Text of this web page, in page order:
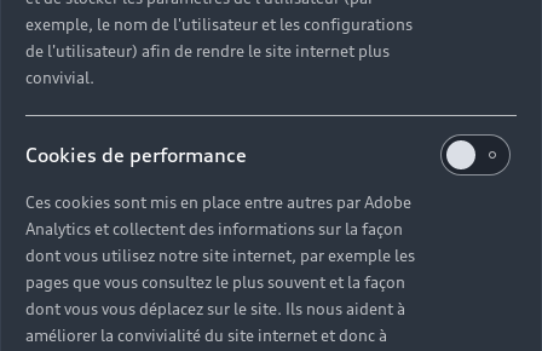
exemple, le nom de l'utilisateur et les configurations
de l'utilisateur) afin de rendre le site internet plus
convivial.
Cookies de performance
Ces cookies sont mis en place entre autres par Adobe
Analytics et collectent des informations sur la façon
dont vous utilisez notre site internet, par exemple les
pages que vous consultez le plus souvent et la façon
dont vous vous déplacez sur le site. Ils nous aident à
améliorer la convivialité du site internet et donc à